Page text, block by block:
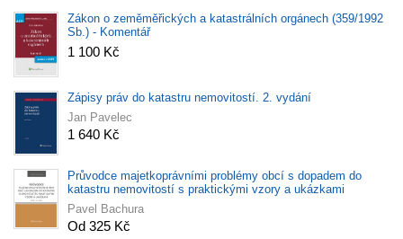
Zákon o zeměměřických a katastrálních orgánech (359/1992
Sb.) - Komentář
1 100 Kč
Zápisy práv do katastru nemovitostí. 2. vydání
Jan Pavelec
1 640 Kč
Průvodce majetkoprávními problémy obcí s dopadem do
katastru nemovitostí s praktickými vzory a ukázkami
Pavel Bachura
Od 325 Kč